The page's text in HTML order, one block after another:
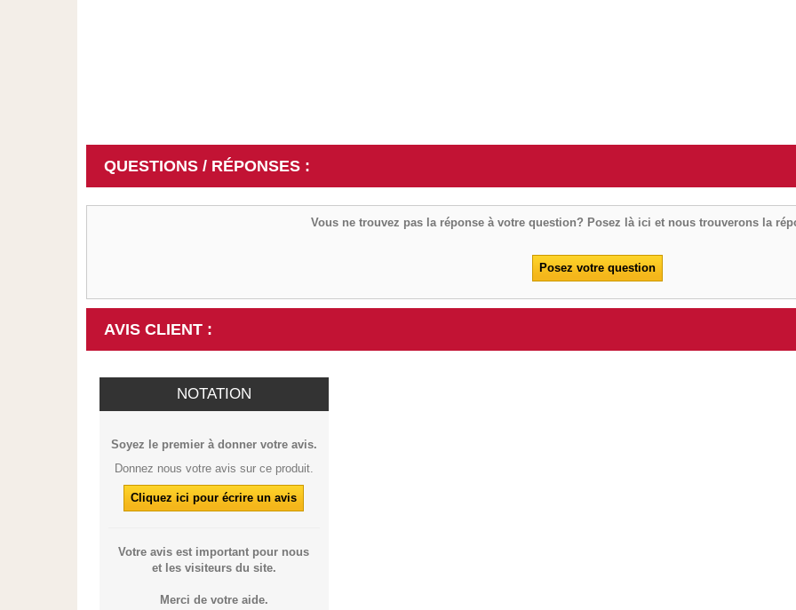
QUESTIONS / RÉPONSES :
Vous ne trouvez pas la réponse à votre question? Posez là ici et nous trouverons la
Posez votre question
AVIS CLIENT :
NOTATION
Soyez le premier à donner votre avis.
Donnez nous votre avis sur ce produit.
Cliquez ici pour écrire un avis
Votre avis est important pour nous
et les visiteurs du site.
Merci de votre aide.